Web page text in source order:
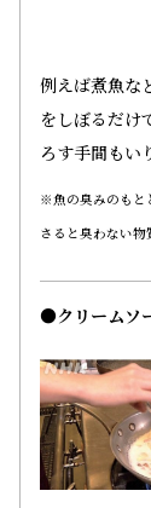
例えば煮魚な
をしぼるだけ
ろす手間もい
※魚の臭みのもと
さると臭わない物
●クリームソ